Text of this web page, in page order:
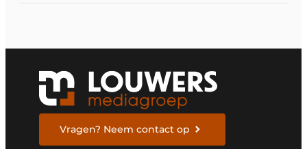
Vragen? Neem contact op